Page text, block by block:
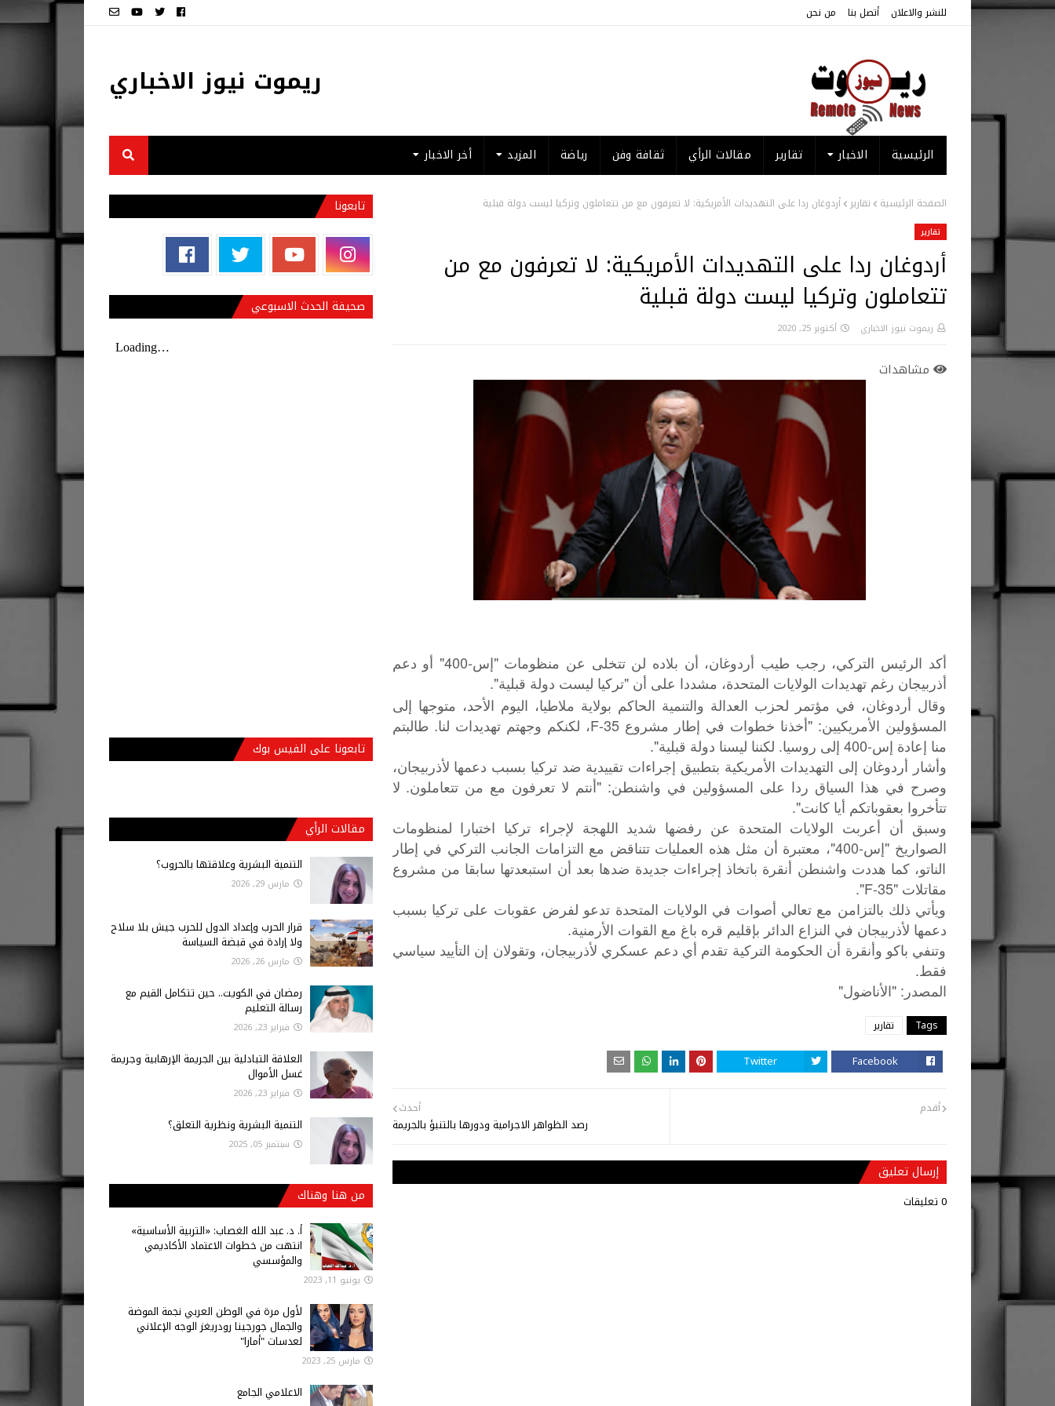
للنشر والاعلان أتصل بنا من نحن
ريموت نيوز الاخباري
الرئيسية الاخبار تقارير مقالات الرأي ثقافة وفن رياضة المزيد أخر الاخبار
الصفحة الرئيسية تقارير أردوغان ردا على التهديدات الأمريكية: لا تعرفون مع من تتعاملون وتركيا ليست دولة قبلية
تقارير
أردوغان ردا على التهديدات الأمريكية: لا تعرفون مع من
تتعاملون وتركيا ليست دولة قبلية
ريموت نيوز الاخباري أكتوبر 25, 2020
مشاهدات
أكد الرئيس التركي، رجب طيب أردوغان، أن بلاده لن تتخلى عن منظومات "إس-400" أو دعم
أذربيجان رغم تهديدات الولايات المتحدة، مشددا على أن "تركيا ليست دولة قبلية".
وقال أردوغان، في مؤتمر لحزب العدالة والتنمية الحاكم بولاية ملاطيا، اليوم الأحد، متوجها إلى
المسؤولين الأمريكيين: "أخذنا خطوات في إطار مشروع F-35، لكنكم وجهتم تهديدات لنا. طالبتم
منا إعادة إس-400 إلى روسيا. لكننا ليسنا دولة قبلية".
وأشار أردوغان إلى التهديدات الأمريكية بتطبيق إجراءات تقييدية ضد تركيا بسبب دعمها لأذربيجان،
وصرح في هذا السياق ردا على المسؤولين في واشنطن: "أنتم لا تعرفون مع من تتعاملون. لا
تتأخروا بعقوباتكم أيا كانت".
وسبق أن أعربت الولايات المتحدة عن رفضها شديد اللهجة لإجراء تركيا اختبارا لمنظومات
الصواريخ "إس-400"، معتبرة أن مثل هذه العمليات تتناقض مع التزامات الجانب التركي في إطار
الناتو، كما هددت واشنطن أنقرة باتخاذ إجراءات جديدة ضدها بعد أن استبعدتها سابقا من مشروع
مقاتلات "F-35".
ويأتي ذلك بالتزامن مع تعالي أصوات في الولايات المتحدة تدعو لفرض عقوبات على تركيا بسبب
دعمها لأذربيجان في النزاع الدائر بإقليم قره باغ مع القوات الأرمنية.
وتنفي باكو وأنقرة أن الحكومة التركية تقدم أي دعم عسكري لأذربيجان، وتقولان إن التأييد سياسي
فقط.
المصدر : " الأناضول"
Tags تقارير
Facebook
Twitter
أحدث
رصد الظواهر الاجرامية ودورها بالتنبؤ بالجريمة
أقدم
إرسال تعليق
0 تعليقات
تابعونا
صحيفة الحدث الاسبوعي
تابعونا على الفيس بوك
مقالات الرأي
التنمية البشرية وعلاقتها بالحروب؟
مارس 29, 2026
قرار الحرب وإعداد الدول للحرب جيش بلا سلاح
ولا إرادة في قبضة السياسة
مارس 26, 2026
رمضان في الكويت.. حين تتكامل القيم مع
رسالة التعليم
فبراير 23, 2026
العلاقة التبادلية بين الجريمة الإرهابية وجريمة
غسل الأموال
فبراير 23, 2026
التنمية البشرية ونظرية التعلق؟
سبتمبر 05, 2025
من هنا وهناك
أ‌. د. عبد الله الغصاب: «التربية الأساسية»
انتهت من خطوات الاعتماد الأكاديمي
والمؤسسي
يونيو 11, 2023
لأول مرة في الوطن العربي نجمة الموضة
والجمال جورجينا رودريغز الوجه الإعلاني
لعدسات "أمارا"
مارس 25, 2023
الاعلامي الجامع